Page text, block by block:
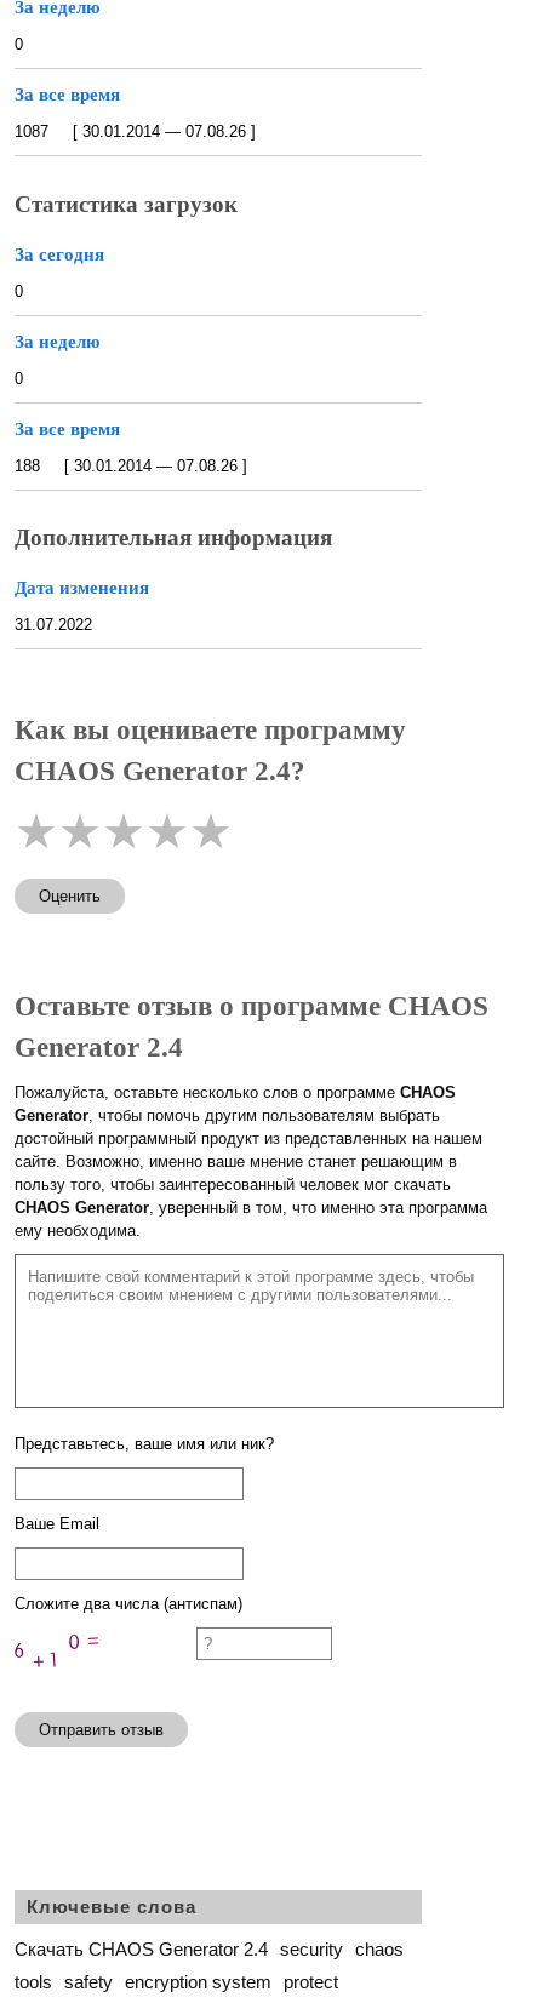
За неделю
0
За все время
1087 [ 30.01.2014 — 07.08.26 ]
Статистика загрузок
За сегодня
0
За неделю
0
За все время
188 [ 30.01.2014 — 07.08.26 ]
Дополнительная информация
Дата изменения
31.07.2022
Как вы оцениваете программу
CHAOS Generator 2.4?
★★★★★
Оценить
Оставьте отзыв о программе CHAOS
Generator 2.4
Пожалуйста, оставьте несколько слов о программе CHAOS
Generator, чтобы помочь другим пользователям выбрать
достойный программный продукт из представленных на нашем
сайте. Возможно, именно ваше мнение станет решающим в
пользу того, чтобы заинтересованный человек мог скачать
CHAOS Generator, уверенный в том, что именно эта программа
ему необходима.
Представьтесь, ваше имя или ник?
Ваше Email
Сложите два числа (антиспам)
Отправить отзыв
Ключевые слова
Скачать CHAOS Generator 2.4 security chaos
tools
safety encryption system
protect